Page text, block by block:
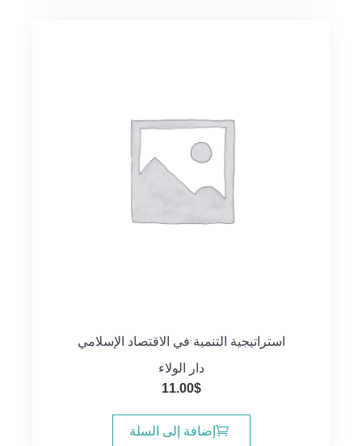
استراتيجية التنمية في الاقتصاد الإسلامي
دار الولاء
11.00$
إضافة إلى السلة